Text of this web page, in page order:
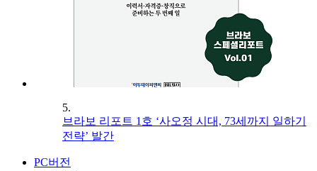
5.
브라보 리포트 1호 ‘사오정 시대, 73세까지 일하기
전략’ 발간
PC버전